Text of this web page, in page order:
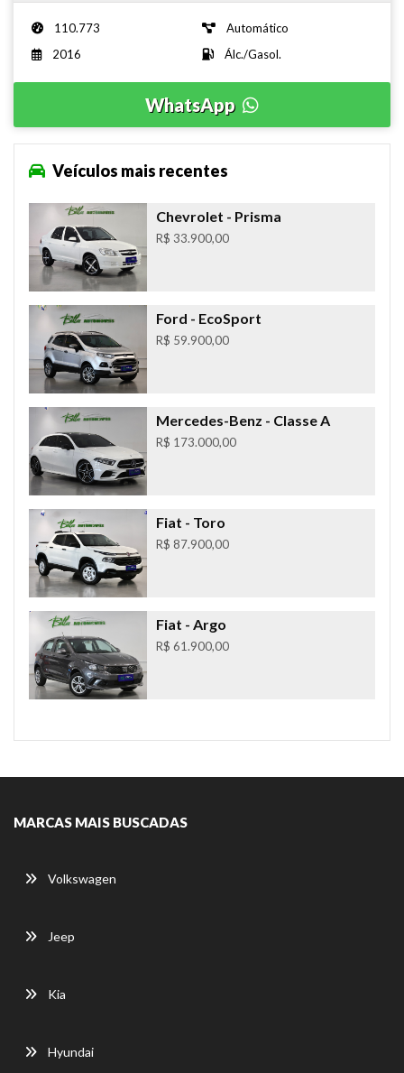
110.773
Automático
2016
Álc./Gasol.
WhatsApp
Veículos mais recentes
Chevrolet - Prisma
R$ 33.900,00
Ford - EcoSport
R$ 59.900,00
Mercedes-Benz - Classe A
R$ 173.000,00
Fiat - Toro
R$ 87.900,00
Fiat - Argo
R$ 61.900,00
MARCAS MAIS BUSCADAS
Volkswagen
Jeep
Kia
Hyundai